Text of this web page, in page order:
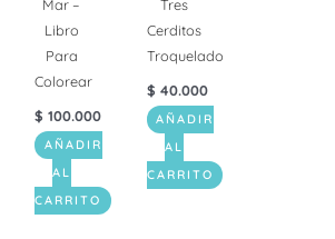
Mar –
Libro
Para
Colorear
$ 100.000
AÑADIR
AL
CARRITO
Tres
Cerditos
Troquelado
$ 40.000
AÑADIR
AL
CARRITO